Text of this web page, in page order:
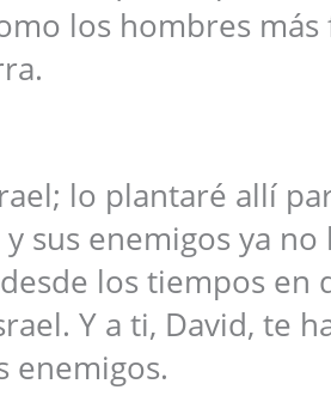
los hombres más
lo plantaré allí
sus enemigos ya
los tiempos en
Y a ti, David, te
enemigos.